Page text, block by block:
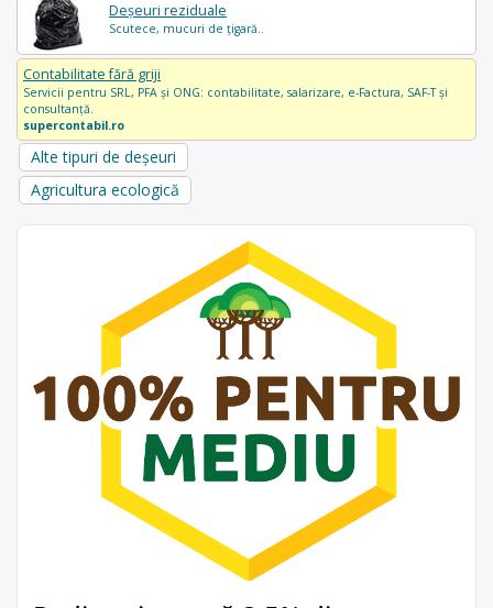
Deșeuri reziduale
Scutece, mucuri de țigară..
Contabilitate fără griji
Servicii pentru SRL, PFA și ONG: contabilitate, salarizare, e-Factura, SAF-T și
consultanță.
supercontabil.ro
Alte tipuri de deșeuri
Agricultura ecologică